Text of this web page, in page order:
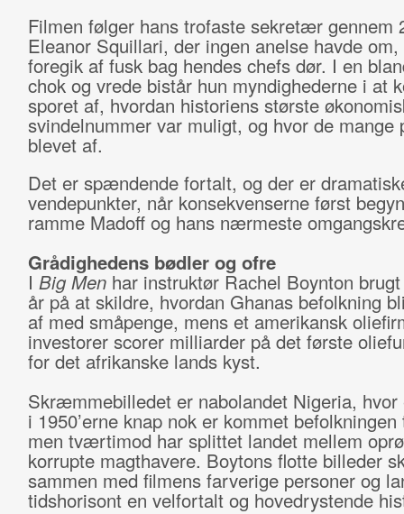
Filmen følger hans trofaste sekretær gennem
Eleanor Squillari, der ingen anelse havde om,
foregik af fusk bag hendes chefs dør. I en
chok og vrede bistår hun myndighederne i at
sporet af, hvordan historiens største
svindelnummer var muligt, og hvor de mange
blevet af.
Det er spændende fortalt, og der er
vendepunkter, når konsekvenserne først
ramme Madoff og hans nærmeste
Grådighedens bødler og ofre
I Big Men har instruktør Rachel Boynton
år på at skildre, hvordan Ghanas befolkning
af med småpenge, mens et amerikansk
investorer scorer milliarder på det første
for det afrikanske lands kyst.
Skræmmebilledet er nabolandet Nigeria, hvor
i 1950’erne knap nok er kommet
men tværtimod har splittet landet mellem
korrupte magthavere. Boytons flotte billeder
sammen med filmens farverige personer og
tidshorisont en velfortalt og hovedrystende